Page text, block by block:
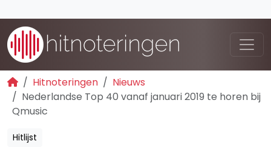
Hitnoteringen
Nieuws
Nederlandse Top 40 vanaf januari 2019 te horen bij
Qmusic
Hitlijst